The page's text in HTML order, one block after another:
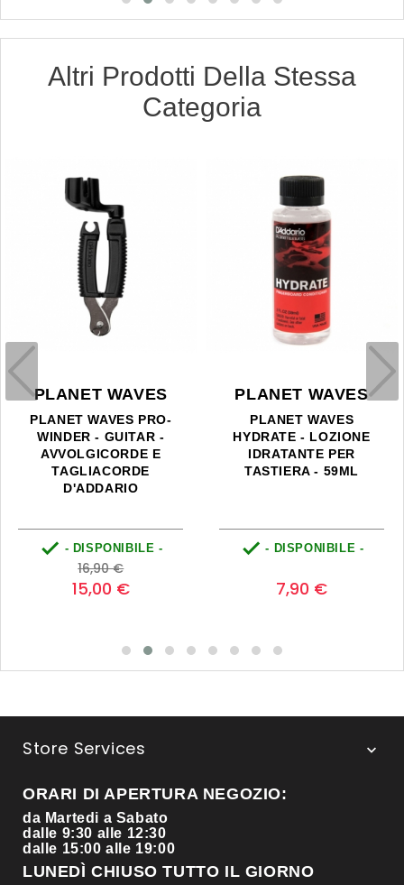
Altri Prodotti Della Stessa
Categoria
PLANET WAVES
PLANET WAVES PRO-
WINDER - GUITAR -
AVVOLGICORDE E
TAGLIACORDE
D'ADDARIO
 - DISPONIBILE -
Prezzo
base
16,90 €Prezzo
15,00 €
PLANET WAVES
PLANET WAVES
HYDRATE - LOZIONE
IDRATANTE PER
TASTIERA - 59ML
 - DISPONIBILE -
7,90 €
Store Services 
ORARI DI APERTURA NEGOZIO:
da Martedi a Sabato
dalle 9:30 alle 12:30
dalle 15:00 alle 19:00
LUNEDÌ CHIUSO TUTTO IL GIORNO